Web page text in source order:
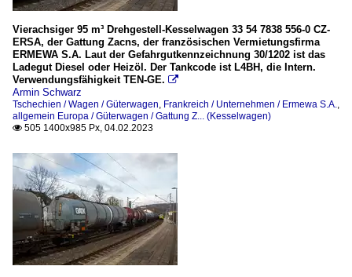
Vierachsiger 95 m³ Drehgestell-Kesselwagen 33 54 7838 556-0 CZ-
ERSA, der Gattung Zacns, der französischen Vermietungsfirma
ERMEWA S.A. Laut der Gefahrgutkennzeichnung 30/1202 ist das
Ladegut Diesel oder Heizöl. Der Tankcode ist L4BH, die Intern.
Verwendungsfähigkeit TEN-GE. 
Armin Schwarz
Tschechien / Wagen / Güterwagen, Frankreich / Unternehmen / Ermewa S.A.,
allgemein Europa / Güterwagen / Gattung Z... (Kesselwagen)
 505 1400x985 Px, 04.02.2023